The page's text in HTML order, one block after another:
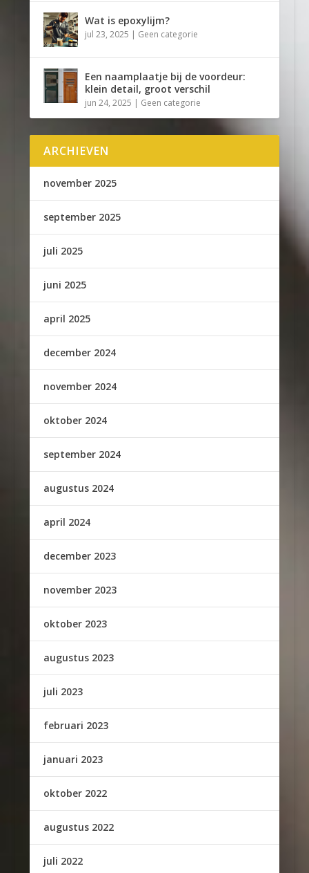
Wat is epoxylijm?
jul 23, 2025 | Geen categorie
Een naamplaatje bij de voordeur:
klein detail, groot verschil
jun 24, 2025 | Geen categorie
ARCHIEVEN
november 2025
september 2025
juli 2025
juni 2025
april 2025
december 2024
november 2024
oktober 2024
september 2024
augustus 2024
april 2024
december 2023
november 2023
oktober 2023
augustus 2023
juli 2023
februari 2023
januari 2023
oktober 2022
augustus 2022
juli 2022